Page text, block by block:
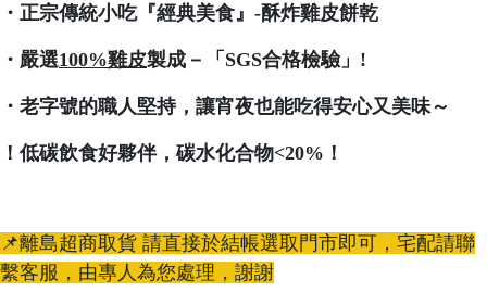
・正宗傳統小吃『經典美食』-酥炸雞皮餅乾
・嚴選100%雞皮製成－「SGS合格檢驗」!
・老字號的職人堅持，讓宵夜也能吃得安心又美味～
！低碳飲食好夥伴，碳水化合物<20%！
📌離島超商取貨 請直接於結帳選取門市即可，宅配請聯
繫客服，由專人為您處理，謝謝